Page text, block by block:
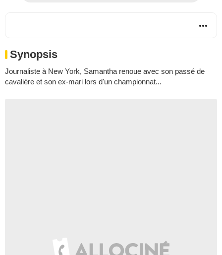
Synopsis
Journaliste à New York, Samantha renoue avec son passé de
cavalière et son ex-mari lors d'un championnat...